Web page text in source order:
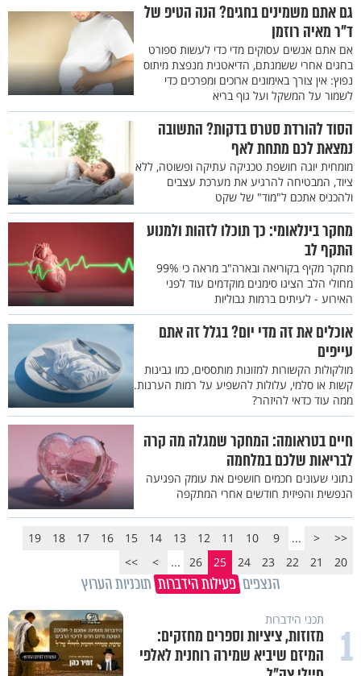
גם אתם משמינים בחגים? הנה הטיפ של
ד"ר מאיה רוזמן
אם אתם אנשים עסוקים מדי כדי לעשות ספורט
בחגים אחרי ששמנתם, הדיאטנית מנפצת מיתוס
נפוץ: אין צורך באימונים ארוכים ומפרכים כדי
לשמור על המשקל ועל גוף בריא
הסוד להורדת סטרס בדקות? התשובה
נמצאת לכם מתחת לאף
מומחית יוגה חושפת טכניקה עתיקה ופשוטה, ללא
ציוד, המבטיחה להרגיע את מערכת עצבים
ולהכניס אתכם ל"מוד" של שקט
מחקר בינלאומי: כך תוכלו לזהות ולמנוע
התקף לב
מחקר מקיף בקוריאה ובארה"ב מראה כי 99%
מחולי הלב הציגו סימנים מוקדמים עוד לפני
האירוע - לעיתים ברמות גבוליות
אוכלים את זה מדי יום? בגלל זה אתם
עייפים
מולקולות הקשורות למזונות מותססים, כמו גבינות
קשות או סלמי, עלולות להשפיע על רמות הערנות.
ממה עוד כדאי להיזהר?
חיים בטראומה: המחקר שמגלה מה קרה
לבריאות שלכם במלחמה
נתוני שעונים חכמים חושפים את עומק הפגיעה
הנפשית והפיזית חודשים אחרי המתקפה
<<
<
...
9
10
11
12
13
14
15
16
17
18
19
20
21
22
23
24
25
26
...
>
>>
הנצפים פעילות הידברות תוכניות הערוץ
1 תכני הידברות
מזוזות, ציציות וספרים מחזקים:
המיזם שיביא שמירה רוחנית לאלפי